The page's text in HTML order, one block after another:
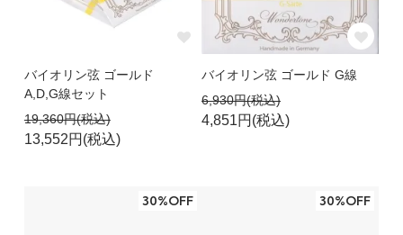
バイオリン弦 ゴールド
A,D,G線セット
19,360円(税込)
13,552円(税込)
バイオリン弦 ゴールド G線
6,930円(税込)
4,851円(税込)
30%OFF 30%OFF